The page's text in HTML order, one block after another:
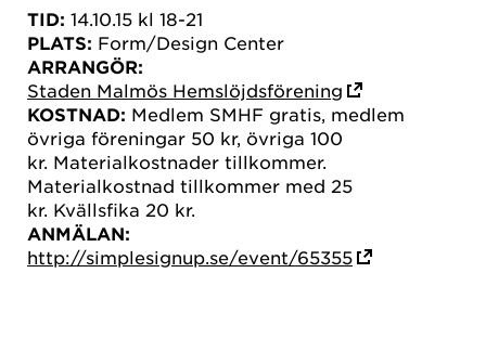
TID: 14.10.15 kl 18-21
PLATS: Form/Design Center
ARRANGÖR:
Staden Malmös Hemslöjdsförening
KOSTNAD: Medlem SMHF gratis, medlem
övriga föreningar 50 kr, övriga 100
kr. Materialkostnader tillkommer.
Materialkostnad tillkommer med 25
kr. Kvällsfika 20 kr.
ANMÄLAN:
http://simplesignup.se/event/65355